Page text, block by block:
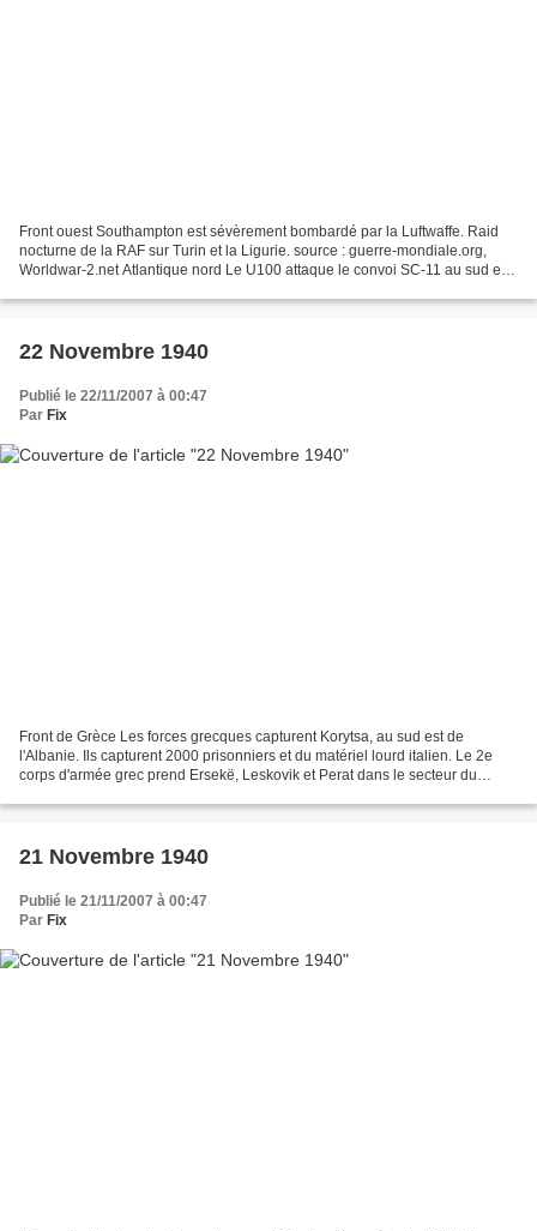
Front ouest Southampton est sévèrement bombardé par la Luftwaffe. Raid
nocturne de la RAF sur Turin et la Ligurie. source : guerre-mondiale.org,
Worldwar-2.net Atlantique nord Le U100 attaque le convoi SC-11 au sud est
22 Novembre 1940
Publié le 22/11/2007 à 00:47
Par Fix
Front de Grèce Les forces grecques capturent Korytsa, au sud est de
l'Albanie. Ils capturent 2000 prisonniers et du matériel lourd italien. Le 2e
corps d'armée grec prend Ersekë, Leskovik et Perat dans le secteur du
21 Novembre 1940
Publié le 21/11/2007 à 00:47
Par Fix